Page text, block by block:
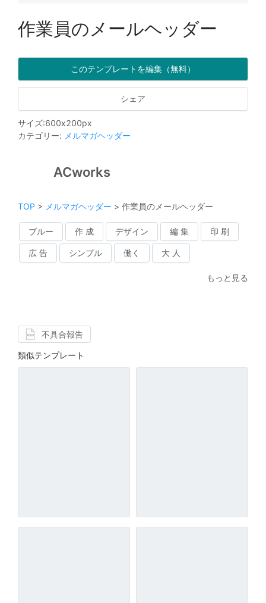
作業員のメールヘッダー
このテンプレートを編集（無料）
シェア
サイズ:600x200px
カテゴリー: メルマガヘッダー
ACworks
TOP > メルマガヘッダー > 作業員のメールヘッダー
ブルー 作 成 デザイン 編 集 印 刷
広 告 シンプル 働く 大 人
もっと見る
不具合報告
類似テンプレート